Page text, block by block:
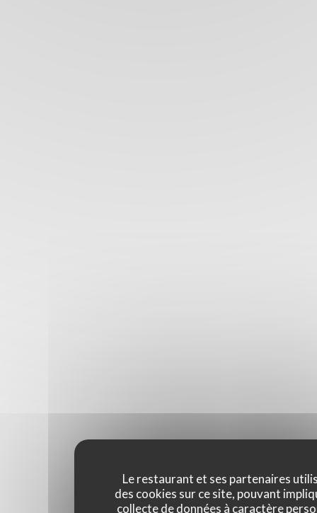
Le restaurant et ses partenaires
des cookies sur ce site, pouvant
collecte de données à caractère